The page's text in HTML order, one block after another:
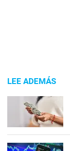
LEE ADEMÁS